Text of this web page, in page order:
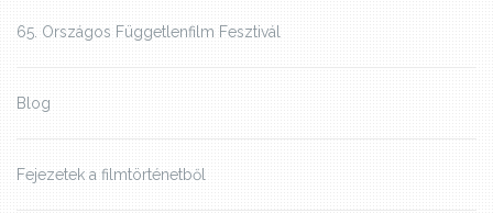
65. Országos Függetlenfilm Fesztivál
Blog
Fejezetek a filmtörténetből